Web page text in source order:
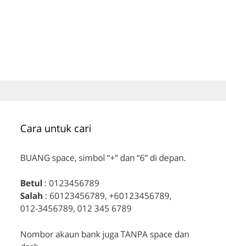
Cara untuk cari
BUANG space, simbol “+” dan “6” di depan.
Betul : 0123456789
Salah : 60123456789, +60123456789,
012-3456789, 012 345 6789
Nombor akaun bank juga TANPA space dan